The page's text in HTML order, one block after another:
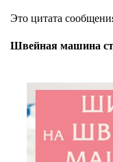
Это цитата
Швейная машина